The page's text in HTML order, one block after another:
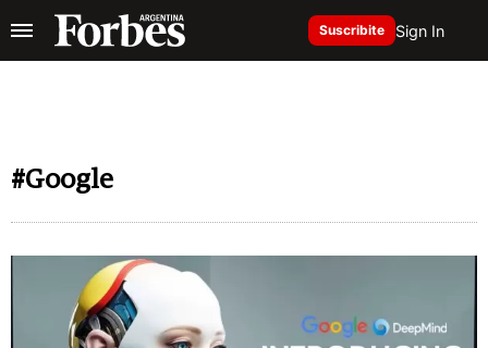
Suscribite Sign In
#Google